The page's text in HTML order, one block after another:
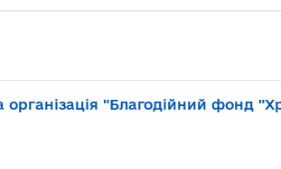
організація "Благодійний фонд